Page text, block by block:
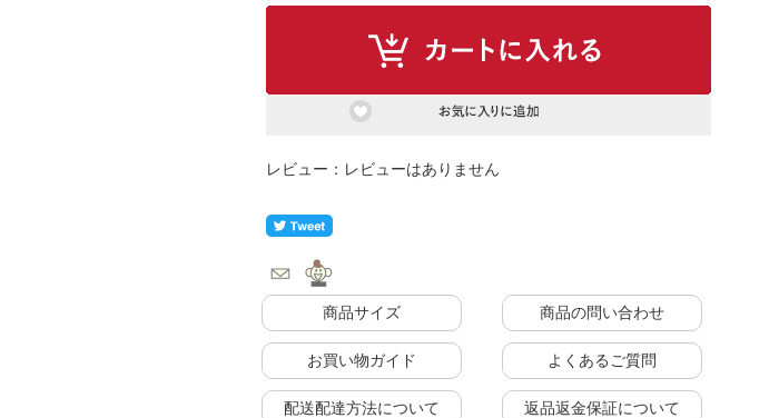
レビューはありません
商品サイズ 商品の問い合わせ
お買い物ガイド よくあるご質問
配送配達方法について 返品返金保証について